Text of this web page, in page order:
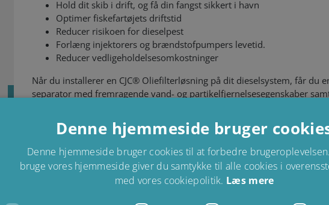
Hold dit skib i drift, og få din fangst sikkert i havn
Optimer fiskefartøjets driftstid
Reducer risikoen for dieselpest
Forlæng injektorers og brændstofpumpers levetid.
Reducer vedligeholdelsesomkostninger
Når du installerer en CJC® Oliefilterløsning på dit dieselsystem, får du
separator med fremragende vand- og partikelfjernelsesegenskaber
Dette giver dig omkostningsbesparelser og bedre driftssikkerhed samt
ydelse for dit skib.
Fra et teknisk perspektiv er CJC® Oliefiltre kendte for at holde diesel
med et minimum af vedligeholdelse, hvilket er dokumenteret over en
årrække og i mange dieselmotorinstallationer. CJC® diesel og
Denne hjemmeside bruger
Denne hjemmeside bruger cookies til at forbedre
bruge vores hjemmeside giver du samtykke til alle cookies i
med vores cookiepolitik. Læs mere